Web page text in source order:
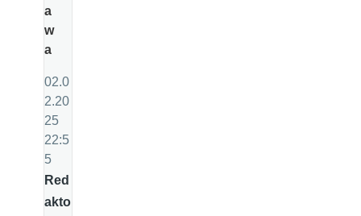
a
w
a
02.0
2.20
25
22:5
5
Red
akto